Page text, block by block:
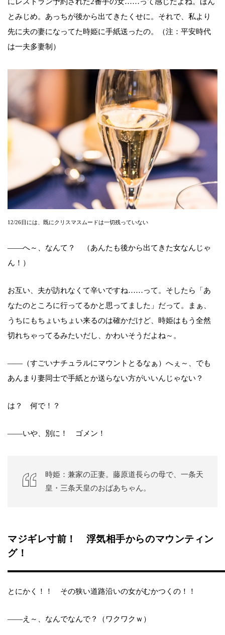
とみじめ。あっちが後から出てきたくせに。それで、私より
先に夫の妻になってた時姫に手紙送ったの。（注：平安時代
は一夫多妻制）
12/26日には、既にクリスマスムードは一切残っていない
――へ～、なんて？ （あんたも後から出てきた女なんじゃ
ん！）
お互い、夫が訪れなくて辛いですね……って。そしたら「あ
なたのところに行ってるかと思ってました」だって。まぁ、
うちにもちょいちょい来るのは確かだけど、時姫はもう全然
切れちゃってるみたいだし、かわいそうだよね～。
――（すごいナチュラルにマウントとるなぁ）へぇ～、でも
あんまり妻同士で手紙とか送らない方がいいんじゃない？
は？ 何で！？
――いや、別に！ ゴメン！
時姫：兼家の正妻。藤原道長らの母で、一条天
皇・三条天皇のおばあちゃん。
マジギレ寸前！ 浮気相手からのマウンティン
グ！
とにかく！！ その狭い道路沿いの女がむかつくの！！
――え～、なんでなんで？（ワクワクｗ）